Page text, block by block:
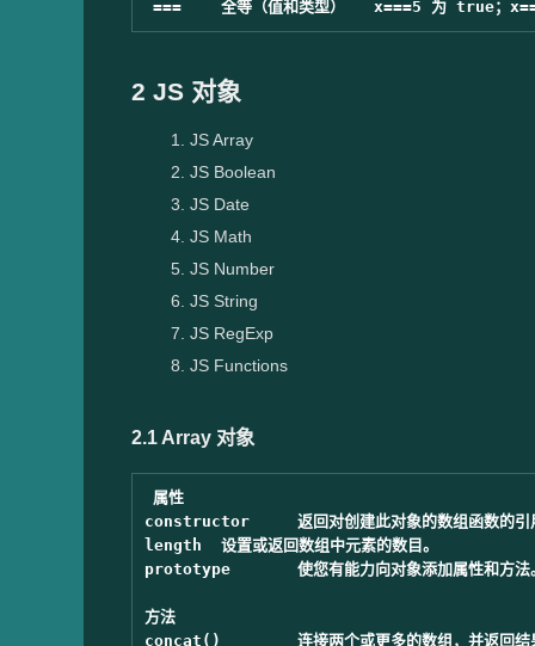
2 JS 对象
JS Array
JS Boolean
JS Date
JS Math
JS Number
JS String
JS RegExp
JS Functions
2.1 Array 对象
属性
constructor	返回对创建此对象的数组函数的引用。
length	设置或返回数组中元素的数目。
prototype	使您有能力向对象添加属性和方法。
方法
concat()	连接两个或更多的数组，并返回结果。